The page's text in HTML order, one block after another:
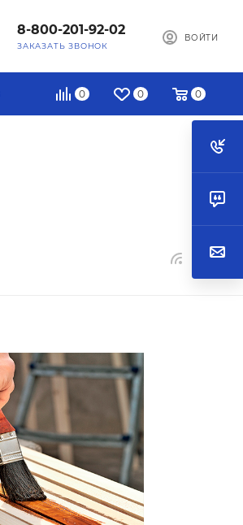
8-800-201-92-02
ЗАКАЗАТЬ ЗВОНОК
ВОЙТИ
0 0 0